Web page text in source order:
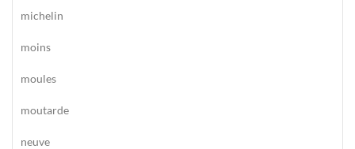
michelin
moins
moules
moutarde
neuve